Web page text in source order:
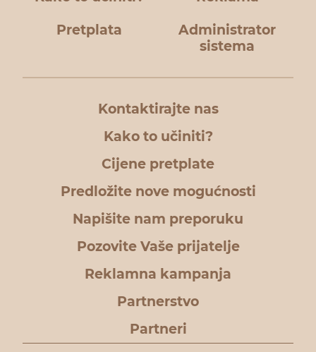
Pretplata
Administrator
sistema
Kontaktirajte nas
Kako to učiniti?
Cijene pretplate
Predložite nove mogućnosti
Napišite nam preporuku
Pozovite Vaše prijatelje
Reklamna kampanja
Partnerstvo
Partneri